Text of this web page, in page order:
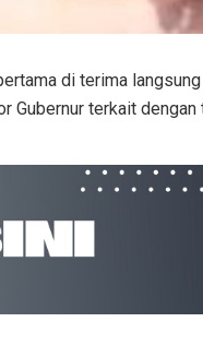
di terima
Gubernur terkait